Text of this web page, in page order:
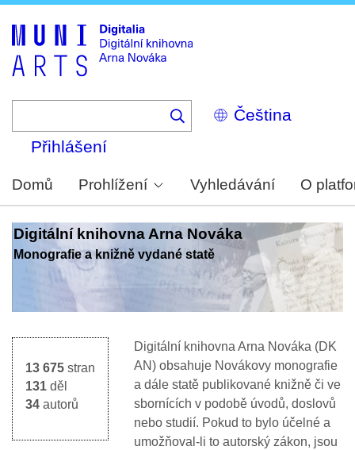
Select
your
Přihlášení
Domů Prohlížení Vyhledávání O
Digitální knihovna Arna Nováka
Monografie a knižně vydané statě
13 675 stran
131 děl
34 autorů
Digitální knihovna Arna Nováka (DK
AN) obsahuje Novákovy monografie
a dále statě publikované knižně či ve
sbornících v podobě úvodů, doslovů
nebo studií. Pokud to bylo účelné a
umožňoval-li to autorský zákon, jsou